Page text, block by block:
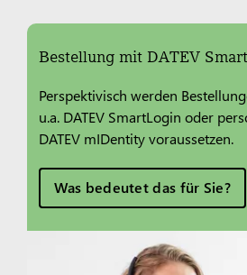
Bestellung mit DATEV
Perspektivisch werden
u.a. DATEV SmartLogin oder
DATEV mIDentity voraussetzen.
Was bedeutet das für Sie?